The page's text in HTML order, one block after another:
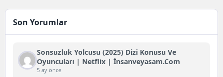
Son Yorumlar
Sonsuzluk Yolcusu (2025) Dizi Konusu Ve
Oyuncuları | Netflix | İnsanveyasam.com
5 ay önce